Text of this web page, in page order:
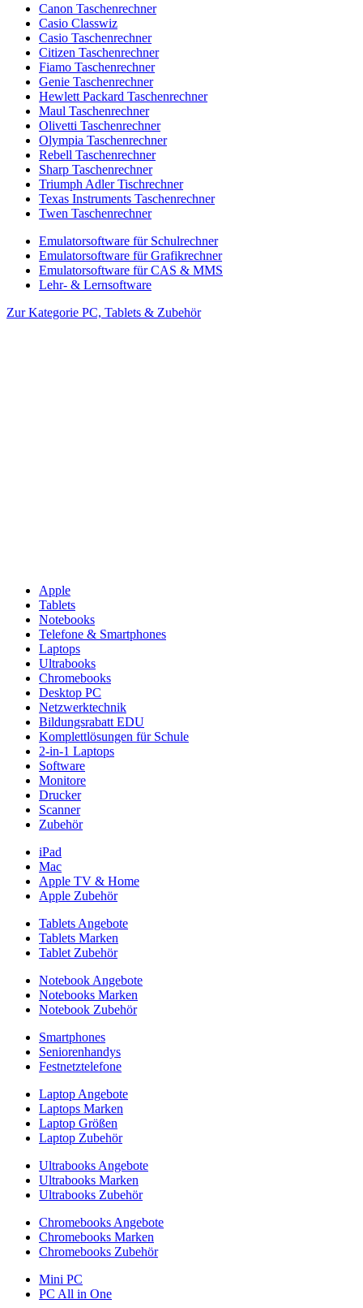
Canon Taschenrechner
Casio Classwiz
Casio Taschenrechner
Citizen Taschenrechner
Fiamo Taschenrechner
Genie Taschenrechner
Hewlett Packard Taschenrechner
Maul Taschenrechner
Olivetti Taschenrechner
Olympia Taschenrechner
Rebell Taschenrechner
Sharp Taschenrechner
Triumph Adler Tischrechner
Texas Instruments Taschenrechner
Twen Taschenrechner
Emulatorsoftware für Schulrechner
Emulatorsoftware für Grafikrechner
Emulatorsoftware für CAS & MMS
Lehr- & Lernsoftware
Zur Kategorie PC, Tablets & Zubehör
Apple
Tablets
Notebooks
Telefone & Smartphones
Laptops
Ultrabooks
Chromebooks
Desktop PC
Netzwerktechnik
Bildungsrabatt EDU
Komplettlösungen für Schule
2-in-1 Laptops
Software
Monitore
Drucker
Scanner
Zubehör
iPad
Mac
Apple TV & Home
Apple Zubehör
Tablets Angebote
Tablets Marken
Tablet Zubehör
Notebook Angebote
Notebooks Marken
Notebook Zubehör
Smartphones
Seniorenhandys
Festnetztelefone
Laptop Angebote
Laptops Marken
Laptop Größen
Laptop Zubehör
Ultrabooks Angebote
Ultrabooks Marken
Ultrabooks Zubehör
Chromebooks Angebote
Chromebooks Marken
Chromebooks Zubehör
Mini PC
PC All in One